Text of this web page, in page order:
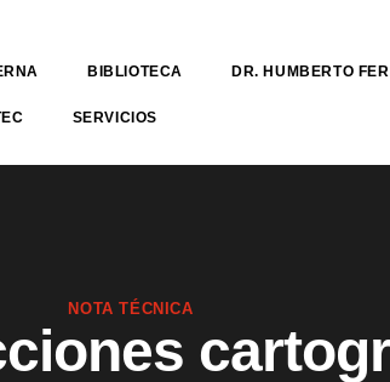
BIBLIOTECA DR. HUMBERTO
SERVICIOS
NOTA TÉCNICA